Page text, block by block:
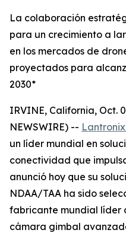
La colaboración
para un crecimiento a
en los mercados de
proyectados para
2030*
IRVINE, California, Oct.
NEWSWIRE) --
un líder mundial en
conectividad que
anunció hoy que su
NDAA/TAA ha sido
fabricante mundial líder
cámara gimbal